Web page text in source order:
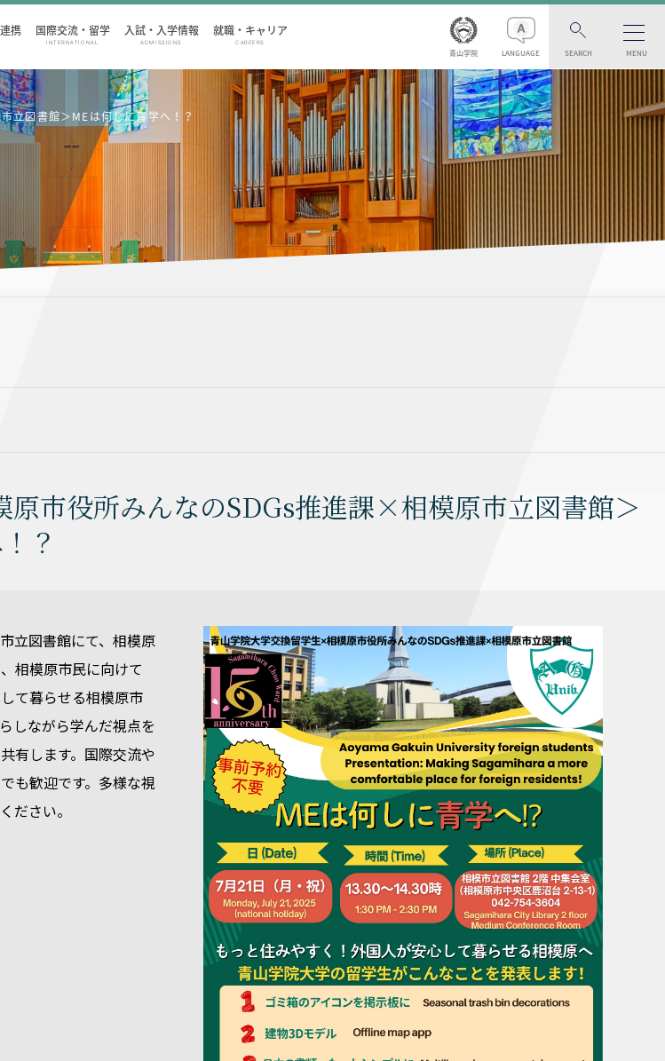
携 国際交流・留学
INTERNATIONAL
入試・入学情報
ADMISSIONS
就職・キャリア
CAREERS
青山学院 LANGUAGE SEARCH MENU
立図書館＞MEは何しに青学へ！？
市役所みんなのSDGs推進課×相模原市立図書館＞
？
立図書館にて、相模原
相模原市民に向けて
て暮らせる相模原市
しながら学んだ視点を
有します。国際交流や
も歓迎です。多様な視
ださい。